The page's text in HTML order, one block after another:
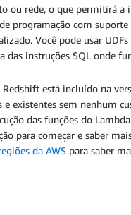
ou rede, o que permitirá
programação com
Você pode usar
das instruções SQL onde
está incluído na
existentes sem nenhum
das funções do
para começar e saber
da AWS para saber